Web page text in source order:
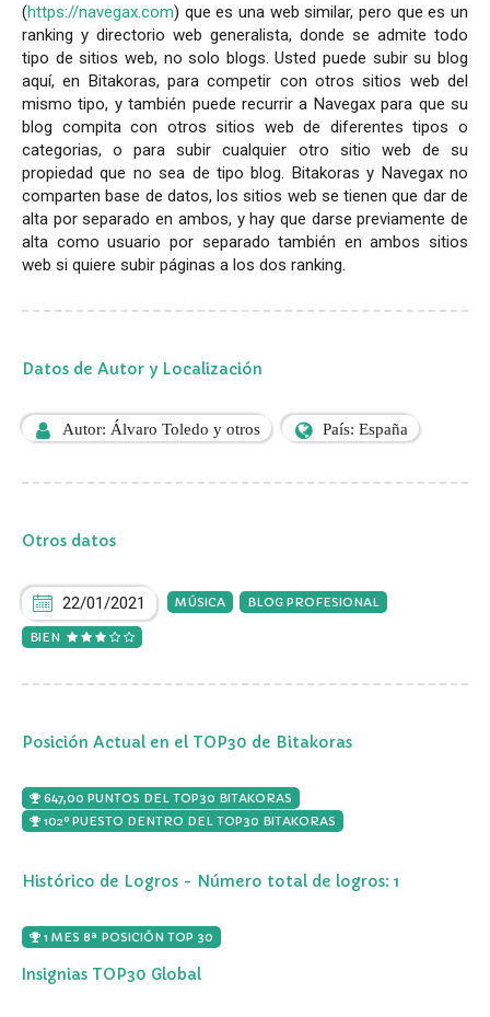
(https://navegax.com) que es una web similar, pero que es un
ranking y directorio web generalista, donde se admite todo
tipo de sitios web, no solo blogs. Usted puede subir su blog
aquí, en Bitakoras, para competir con otros sitios web del
mismo tipo, y también puede recurrir a Navegax para que su
blog compita con otros sitios web de diferentes tipos o
categorias, o para subir cualquier otro sitio web de su
propiedad que no sea de tipo blog. Bitakoras y Navegax no
comparten base de datos, los sitios web se tienen que dar de
alta por separado en ambos, y hay que darse previamente de
alta como usuario por separado también en ambos sitios
web si quiere subir páginas a los dos ranking.
Datos de Autor y Localización
Autor: Álvaro Toledo y otros País: España
Otros datos
22/01/2021 MÚSICA BLOG PROFESIONAL
BIEN
Posición Actual en el TOP30 de Bitakoras
647,00 PUNTOS DEL TOP30 BITAKORAS
102º PUESTO DENTRO DEL TOP30 BITAKORAS
Histórico de Logros - Número total de logros: 1
1 MES 8ª POSICIÓN TOP 30
Insignias TOP30 Global